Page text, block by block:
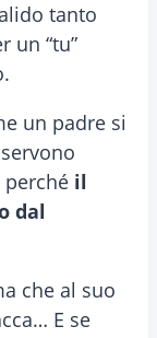
tanto
un “tu”
un padre si
il
dal
che al suo
E se